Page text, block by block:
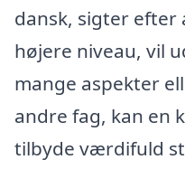
dansk, sigter
højere niveau, vil
mange aspekter
andre fag, kan en
tilbyde værdifuld